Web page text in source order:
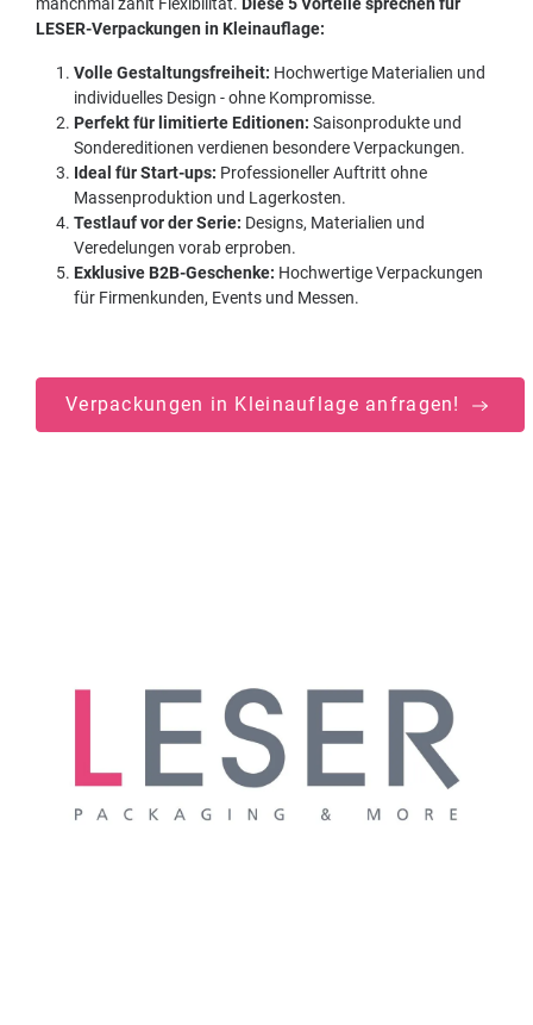
LESER-Verpackungen in Kleinauflage:
Volle Gestaltungsfreiheit: Hochwertige Materialien und
individuelles Design - ohne Kompromisse.
Perfekt für limitierte Editionen: Saisonprodukte und
Sondereditionen verdienen besondere Verpackungen.
Ideal für Start-ups: Professioneller Auftritt ohne
Massenproduktion und Lagerkosten.
Testlauf vor der Serie: Designs, Materialien und
Veredelungen vorab erproben.
Exklusive B2B-Geschenke: Hochwertige Verpackungen
für Firmenkunden, Events und Messen.
Verpackungen in Kleinauflage anfragen!